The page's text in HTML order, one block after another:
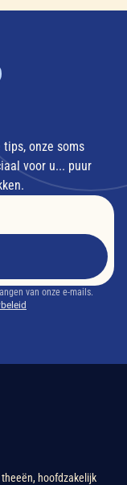
tips, onze soms
voor u... puur
van onze e-mails.
hoofdzakelijk